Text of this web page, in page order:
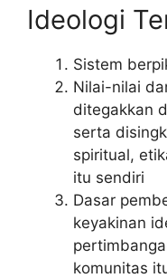
Ideologi
Sistem
Nilai-nilai
ditegakkan
serta
spiritual,
itu sendiri
Dasar
keyakinan
komunitas